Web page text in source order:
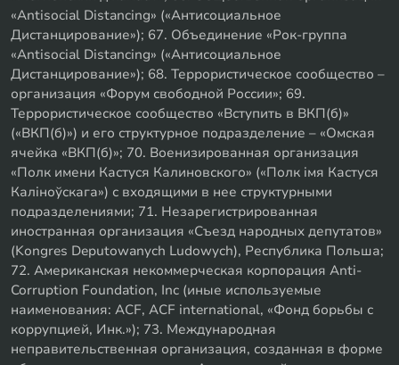
«Antisocial Distancing» («Антисоциальное
Дистанцирование»); 67. Объединение «Рок-группа
«Antisocial Distancing» («Антисоциальное
Дистанцирование»); 68. Террористическое сообщество –
организация «Форум свободной России»; 69.
Террористическое сообщество «Вступить в ВКП(б)»
(«ВКП(б)») и его структурное подразделение – «Омская
ячейка «ВКП(б)»; 70. Военизированная организация
«Полк имени Кастуся Калиновского» («Полк iмя Кастуся
Калiноўскага») с входящими в нее структурными
подразделениями; 71. Незарегистрированная
иностранная организация «Съезд народных депутатов»
(Kongres Deputowanych Ludowych), Республика Польша;
72. Американская некоммерческая корпорация Anti-
Corruption Foundation, Inc (иные используемые
наименования: ACF, ACF international, «Фонд борьбы с
коррупцией, Инк.»); 73. Международная
неправительственная организация, созданная в форме